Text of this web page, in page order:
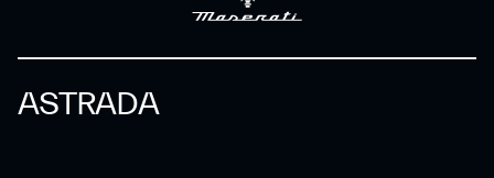
ASTRADA